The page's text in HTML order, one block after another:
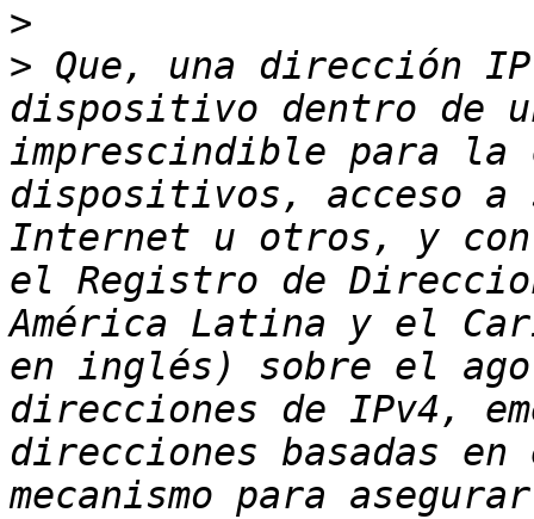
>
> Que, una dirección
dispositivo dentro de
imprescindible para la
dispositivos, acceso
Internet u otros, y
el Registro de
América Latina y el
en inglés) sobre el
direcciones de IPv4,
direcciones basadas
mecanismo para